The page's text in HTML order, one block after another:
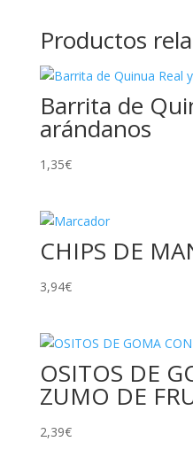
Productos
Barrita de
arándanos
1,35€
CHIPS DE
3,94€
OSITOS DE
ZUMO DE
2,39€